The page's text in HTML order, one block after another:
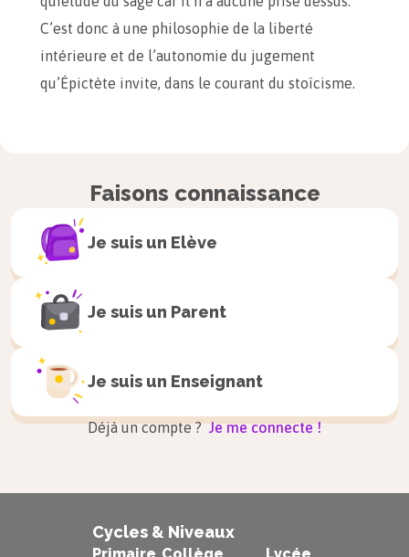
C’est donc à une philosophie de la liberté
intérieure et de l’autonomie du jugement
qu’Épictète invite, dans le courant du stoïcisme.
« Ce qui dépend de nous est, par sa nature même,
soumis à notre libre volonté ; nul ne peut nous
empêcher de le faire ni nous entraver dans notre
action. Ce qui ne dépend pas de nous est sans
force propre, esclave d’autrui ; une volonté
Faisons connaissance
Je suis un Elève
Je suis un Parent
Je suis un Enseignant
Déjà un compte ? Je me connecte !
Cycles & Niveaux